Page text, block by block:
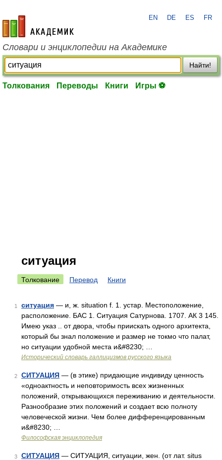
academic.ru
EN DE ES FR
Словари и энциклопедии на Академике
Найти!
Толкования Переводы Книги Игры ⚽
ситуация
Толкование Перевод Книги
1 ситуация — и, ж. situation f. 1. устар. Местоположение,
расположение. БАС 1. Ситуация Сатурнова. 1707. АК 3 145.
Имею указ .. от двора, чтобы приискать одного архитекта,
который бы знал положение и размер не токмо что палат,
но ситуации удобной места и&#8230; …
Исторический словарь галлицизмов русского языка
2 СИТУАЦИЯ — (в этике) придающие индивиду ценность
«одноактность и неповторимость всех жизненных
положений, открывающихся переживанию и деятельности.
Разнообразие этих положений и создает всю полноту
человеческой жизни. Чем более дифференцированным
и&#8230; …
Философская энциклопедия
3 СИТУАЦИЯ — СИТУАЦИЯ, ситуации, жен. (от лат. situs